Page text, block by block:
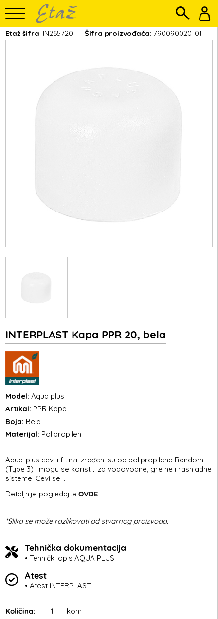
Etaž šifra: IN265720 Šifra proizvođača: 790090020-01
INTERPLAST Kapa PPR 20, bela
Model: Aqua plus
Artikal: PPR Kapa
Boja: Bela
Materijal: Polipropilen
Aqua-plus cevi i fitinzi izrađeni su od polipropilena Random
(Type 3) i mogu se koristiti za vodovodne, grejne i rashladne
sisteme. Cevi se ...
Detaljnije pogledajteOVDE.
*Slika se može razlikovati od stvarnog proizvoda.
Tehnička dokumentacija
• Tehnički opis AQUA PLUS
Atest
• Atest INTERPLAST
Količina: kom